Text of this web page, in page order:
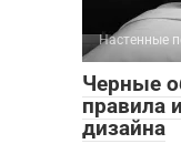
Настенные
Черные
правила
дизайна